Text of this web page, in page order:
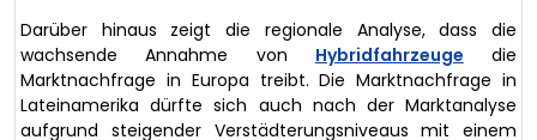
Darüber hinaus zeigt die regionale Analyse, dass die
wachsende Annahme von Hybridfahrzeuge die
Marktnachfrage in Europa treibt. Die Marktnachfrage in
Lateinamerika dürfte sich auch nach der Marktanalyse
aufgrund steigender Verstädterungsniveaus mit einem